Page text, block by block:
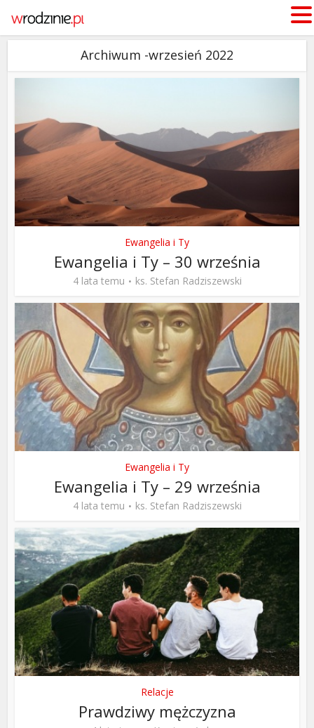
Archiwum -wrzesień 2022
Ewangelia i Ty
Ewangelia i Ty – 30 września
4 lata temu ks. Stefan Radziszewski
Ewangelia i Ty
Ewangelia i Ty – 29 września
4 lata temu ks. Stefan Radziszewski
Relacje
Prawdziwy mężczyzna